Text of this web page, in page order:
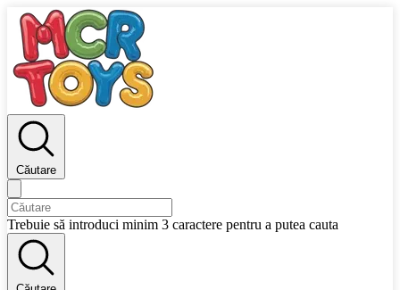
Căutare
Trebuie să introduci minim 3 caractere pentru a putea cauta